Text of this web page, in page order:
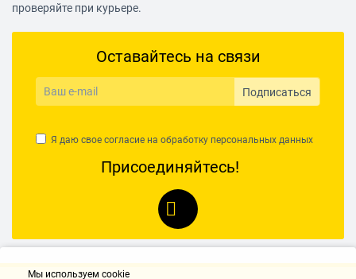
проверяйте при курьере.
Оставайтесь на связи
Подписаться
Я даю свое согласие на обработку персональных данных
Присоединяйтесь!
Мы используем cookie